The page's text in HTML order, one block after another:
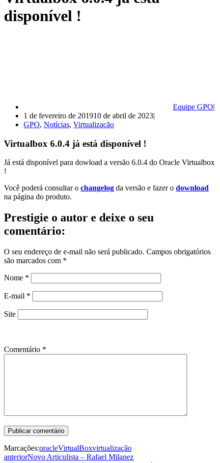
disponível !
Equipe GPO
1 de fevereiro de 201910 de abril de 2023
GPO, Notícias, Virtualização
Virtualbox 6.0.4 já está disponível !
Já está disponível para dowload a versão 6.0.4 do Oracle Virtualbox
!
Você poderá consultar o changelog da versão e fazer o download
na página do produto.
Prestigie o autor e deixe o seu
comentário:
O seu endereço de e-mail não será publicado. Campos obrigatórios
são marcados com *
Nome *
E-mail *
Site
Comentário *
Marcações:oracleVirtualBoxvirtualização
anteriorNovo Articulista – Rafael Milanez